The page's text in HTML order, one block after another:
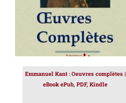
Emmanuel Kant : Oeuvres complètes |
eBook ePub, PDF, Kindle